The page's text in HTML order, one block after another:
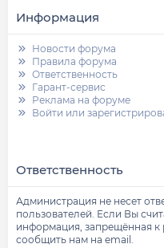
Информация
Новости форума
Правила форума
Ответственность
Гарант-сервис
Реклама на форуме
Войти или
Ответственность
Администрация не несет
пользователей. Если Вы
информация, запрещённая
сообщить нам на email.